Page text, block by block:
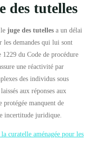
des tutelles
juge des tutellesa un délai
les demandes qui lui sont
du Code de procédure
une réactivité par
des individus sous
aux réponses aux
protégée manquent de
incertitude juridique.
curatelle aménagée pour les